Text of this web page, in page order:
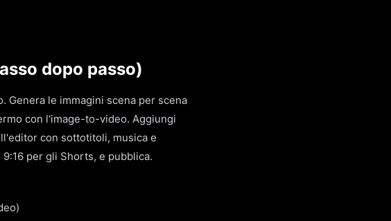
dopo passo)
Genera le immagini scena per scena
con l'image-to-video. Aggiungi
con sottotitoli, musica e
per gli Shorts, e pubblica.